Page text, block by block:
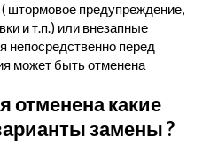
штормовое предупреждение,
и т.п.) или внезапные
непосредственно перед
может быть отменена
отменена какие
замены ?